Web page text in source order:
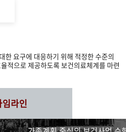
한 요구에 대응하기 위해 적정한 수준의
적으로 제공하도록 보건의료체계를 마련
라인